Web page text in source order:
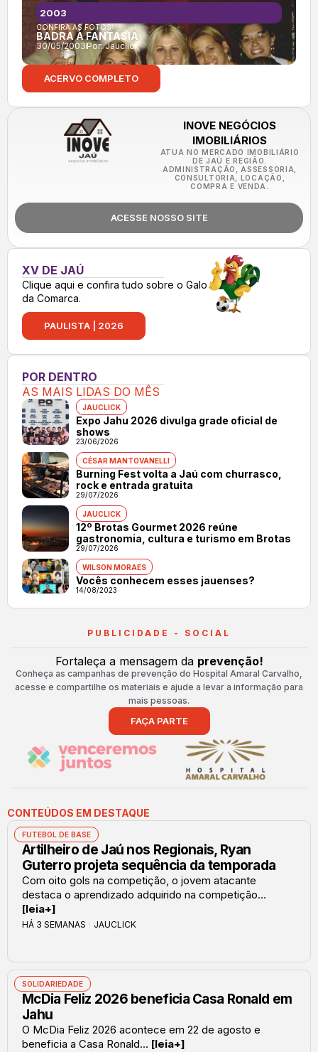
CONFIRA AS FOTOS:
BADRA À FANTASIA
30/05/2003Por:Jauclick
2003
ACERVO COMPLETO
INOVE NEGÓCIOS
IMOBILIÁRIOS
ATUA NO MERCADO IMOBILIÁRIO
DE JAÚ E REGIÃO.
ADMINISTRAÇÃO, ASSESSORIA,
CONSULTORIA, LOCAÇÃO,
COMPRA E VENDA.
ACESSE NOSSO SITE
XV DE JAÚ
Clique aqui e confira tudo sobre o Galo
da Comarca.
PAULISTA | 2026
POR DENTRO
AS MAIS LIDAS DO MÊS
JAUCLICK
Expo Jahu 2026 divulga grade oficial de
shows
23/06/2026
CÉSAR MANTOVANELLI
Burning Fest volta a Jaú com churrasco,
rock e entrada gratuita
29/07/2026
JAUCLICK
12º Brotas Gourmet 2026 reúne
gastronomia, cultura e turismo em Brotas
29/07/2026
WILSON MORAES
Vocês conhecem esses jauenses?
14/08/2023
PUBLICIDADE - SOCIAL
Fortaleça a mensagem da prevenção!
Conheça as campanhas de prevenção do Hospital Amaral Carvalho,
acesse e compartilhe os materiais e ajude a levar a informação para
mais pessoas.
FAÇA PARTE
CONTEÚDOS EM DESTAQUE
FUTEBOL DE BASE
Artilheiro de Jaú nos Regionais, Ryan
Guterro projeta sequência da temporada
Com oito gols na competição, o jovem atacante
destaca o aprendizado adquirido na competição...
[leia+]
HÁ 3 SEMANAS JAUCLICK
SOLIDARIEDADE
McDia Feliz 2026 beneficia Casa Ronald em
Jahu
O McDia Feliz 2026 acontece em 22 de agosto e
beneficia a Casa Ronald... [leia+]